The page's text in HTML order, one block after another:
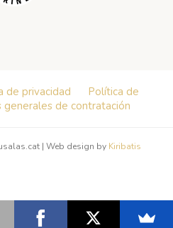
de privacidad
Política de
generales de contratación
| Web design by Kiribatis